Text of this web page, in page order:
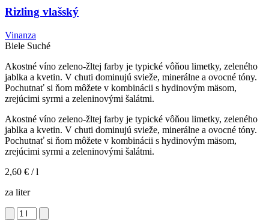
Rizling vlašský
Vinanza
Biele Suché
Akostné víno zeleno-žltej farby je typické vôňou limetky, zeleného
jablka a kvetin. V chuti dominujú svieže, minerálne a ovocné tóny.
Pochutnať si ňom môžete v kombinácii s hydinovým mäsom,
zrejúcimi syrmi a zeleninovými šalátmi.
Akostné víno zeleno-žltej farby je typické vôňou limetky, zeleného
jablka a kvetin. V chuti dominujú svieže, minerálne a ovocné tóny.
Pochutnať si ňom môžete v kombinácii s hydinovým mäsom,
zrejúcimi syrmi a zeleninovými šalátmi.
2,60 € / l
za liter